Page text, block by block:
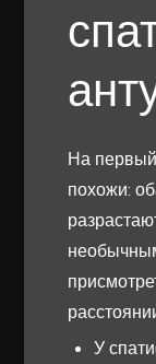
На первый
похожи:
У